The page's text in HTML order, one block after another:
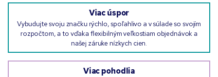
Viac úspor
Vybudujte svoju značku rýchlo, spoľahlivo a v súlade so svojím
rozpočtom, a to vďaka flexibilným veľkostiam objednávok a
našej záruke nízkych cien.
Viac pohodlia